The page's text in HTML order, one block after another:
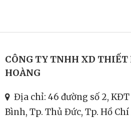
CÔNG TY TNHH XD
HOÀNG
Địa chỉ: 46 đường số 2, KĐT
Bình, Tp. Thủ Đức, Tp. Hồ